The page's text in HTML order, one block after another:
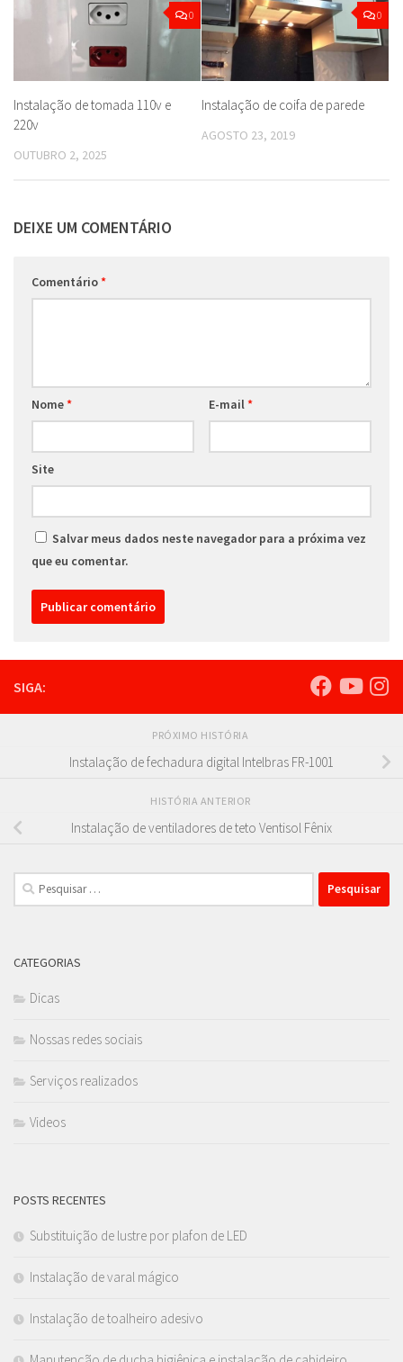
0
Instalação de tomada 110v e
220v
OUTUBRO 2, 2025
0
Instalação de coifa de parede
AGOSTO 23, 2019
DEIXE UM COMENTÁRIO
Comentário*
Nome* E-mail *
Site
Salvar meus dados neste navegador para a próxima vez
que eu comentar.
SIGA:
PRÓXIMO HISTÓRIA
Instalação de fechadura digital Intelbras FR-1001
HISTÓRIA ANTERIOR
Instalação de ventiladores de teto Ventisol Fênix
Pesquisar
por:
CATEGORIAS
Dicas
Nossas redes sociais
Serviços realizados
Videos
POSTS RECENTES
Substituição de lustre por plafon de LED
Instalação de varal mágico
Instalação de toalheiro adesivo